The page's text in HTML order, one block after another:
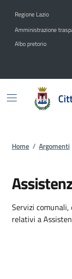
Regione Lazio
Amministrazione
Albo pretorio
Home / Argomenti
Dettagli
Servizi
relativi a